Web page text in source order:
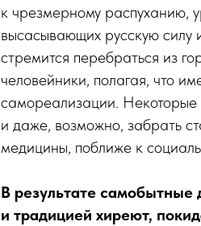
к чрезмерному распуханию,
высасывающих русскую
стремится перебраться из
человейники, полагая, что
самореализации. Некоторые
и даже, возможно, забрать
медицины, поближе к
В результате самобытные
и традицией хиреют,